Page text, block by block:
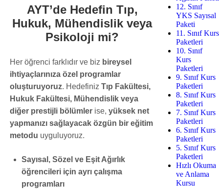
AYT’de Hedefin Tıp,
Hukuk, Mühendislik veya
Psikoloji mi?
Her öğrenci farklıdır ve biz bireysel
ihtiyaçlarınıza özel programlar
oluşturuyoruz. Hedefiniz Tıp Fakültesi,
Hukuk Fakültesi, Mühendislik veya
diğer prestijli bölümler ise, yüksek net
yapmanızı sağlayacak özgün bir eğitim
metodu uyguluyoruz.
Sayısal, Sözel ve Eşit Ağırlık
öğrencileri için ayrı çalışma
programları
12. Sınıf
YKS Sayısal
Paketi
11. Sınıf Kurs
Paketleri
10. Sınıf
Kurs
Paketleri
9. Sınıf Kurs
Paketleri
8. Sınıf Kurs
Paketleri
7. Sınıf Kurs
Paketleri
6. Sınıf Kurs
Paketleri
5. Sınıf Kurs
Paketleri
Hızlı Okuma
ve Anlama
Kursu